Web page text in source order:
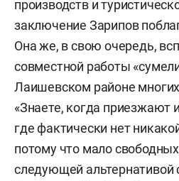
производств и
заключение Зарипов
Она же, в свою очередь,
совместной работы
Лаишевском районе
«Знаете, когда приезжают
где фактически нет
потому что мало
следующей альтернативой